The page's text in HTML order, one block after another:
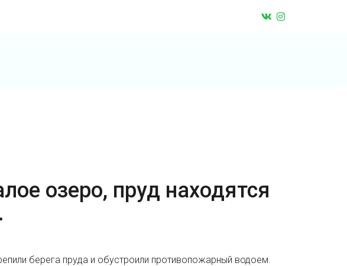
озеро, пруд находятся
берега пруда и обустроили противопожарный водоем.